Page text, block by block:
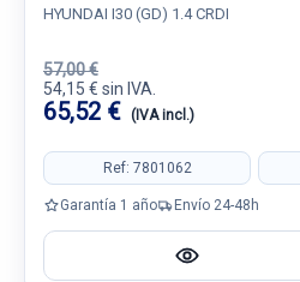
HYUNDAI I30 (GD) 1.4 CRDI
57,00 €
54,15 € sin IVA.
65,52 € (IVA incl.)
Ref: 7801062
Garantía 1 año Envío 24-48h